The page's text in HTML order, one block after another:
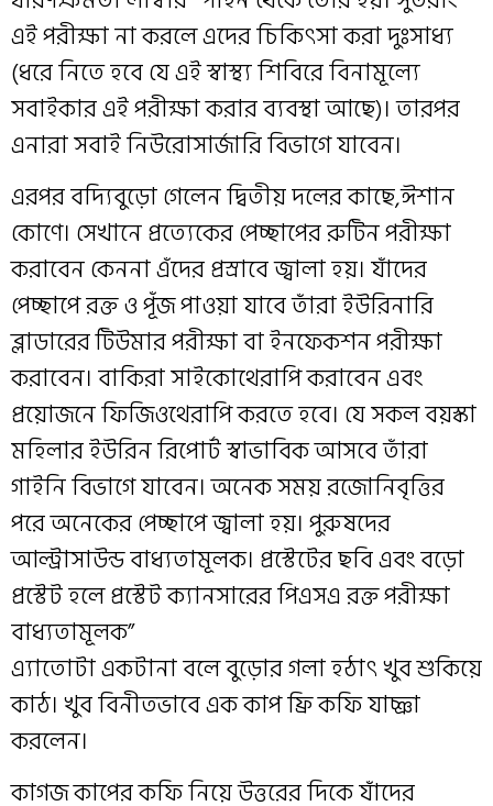
এই পরীক্ষা না করলে এদের চিকিৎসা করা দুঃসাধ্য
(ধরে নিতে হবে যে এই স্বাস্থ্য শিবিরে বিনামূল্যে
সবাইকার এই পরীক্ষা করার ব‍্যবস্থা আছে)। তারপর
এনারা সবাই নিউরোসার্জারি বিভাগে যাবেন।
এরপর বদ‍্যিবুড়ো গেলেন দ্বিতীয় দলের কাছে,ঈশান
কোণে। সেখানে প্রত‍্যেকের পেচ্ছাপের রুটিন পরীক্ষা
করাবেন কেননা এঁদের প্রস্রাবে জ্বালা হয়। যাঁদের
পেচ্ছাপে রক্ত ও পূঁজ পাওয়া যাবে তাঁরা ইউরিনারি
ব্লাডারের টিউমার পরীক্ষা বা ইনফেকশন পরীক্ষা
করাবেন। বাকিরা সাইকোথেরাপি করাবেন এবং
প্রয়োজনে ফিজিওথেরাপি করতে হবে। যে সকল বয়স্কা
মহিলার ইউরিন রিপোর্ট স্বাভাবিক আসবে তাঁরা
গাইনি বিভাগে যাবেন। অনেক সময় রজোনিবৃত্তির
পরে অনেকের পেচ্ছাপে জ্বালা হয়। পুরুষদের
আল্ট্রাসাউন্ড বাধ্যতামূলক। প্রস্টেটের ছবি এবং বড়ো
প্রস্টেট হলে প্রস্টেট ক‍্যানসারের পি‌এস‌এ রক্ত পরীক্ষা
বাধ‍্যতামূলক”
এ্যাতোটা একটানা বলে বুড়োর গলা হঠাৎ খুব শুকিয়ে
কাঠ। খুব বিনীতভাবে এক কাপ ফ্রি কফি যাচ্ঞা
করলেন।
কাগজ কাপের কফি নিয়ে উত্তরের দিকে যাঁদের